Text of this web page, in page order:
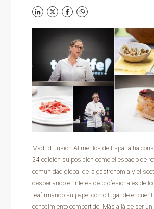
Madrid Fusión Alimentos de España ha
24 edición su posición como el espacio de
comunidad global de la gastronomía y el
despertando el interés de profesionales de
reafirmando su papel como lugar de
conocimiento compartido. Más allá de ser un